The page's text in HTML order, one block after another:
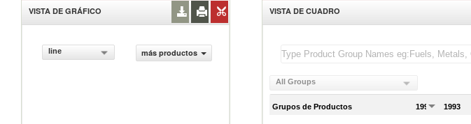
VISTA DE GRÁFICO
line más productos
VISTA DE CUADRO
All Groups
Grupos de Productos 1992 1993